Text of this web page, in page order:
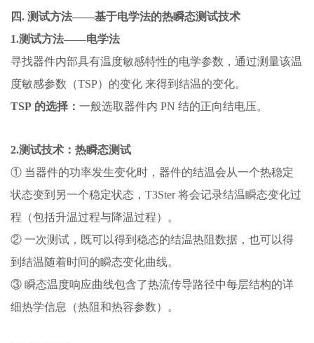
四. 测试方法——基于电学法的热瞬态测试技术
1.测试方法——电学法
寻找器件内部具有温度敏感特性的电学参数，通过测量该温
度敏感参数（TSP）的变化 来得到结温的变化。
TSP 的选择： 一般选取器件内 PN 结的正向结电压。
2.测试技术：热瞬态测试
① 当器件的功率发生变化时，器件的结温会从一个热稳定
状态变到另一个稳定状态，T3Ster 将会记录结温瞬态变化过
程（包括升温过程与降温过程）。
② 一次测试，既可以得到稳态的结温热阻数据，也可以得
到结温随着时间的瞬态变化曲线。
③ 瞬态温度响应曲线包含了热流传导路径中每层结构的详
细热学信息（热阻和热容参数）。